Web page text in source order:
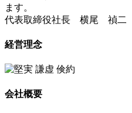
ます。
代表取締役社長 横尾 禎二
経営理念
会社概要